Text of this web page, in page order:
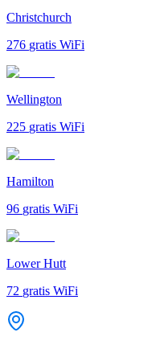
Christchurch
276 gratis WiFi
Wellington
225 gratis WiFi
Hamilton
96 gratis WiFi
Lower Hutt
72 gratis WiFi